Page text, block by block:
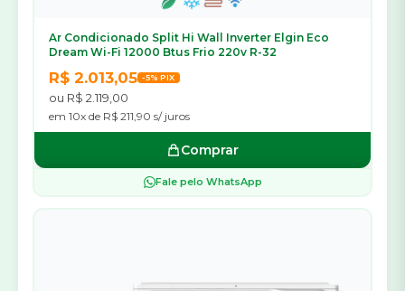
Ar Condicionado Split Hi Wall Inverter Elgin Eco
Dream Wi-Fi 12000 Btus Frio 220v R-32
R$ 2.013,05 -5% PIX
ou R$ 2.119,00
em 10x de R$ 211,90 s/ juros
Comprar
Fale pelo WhatsApp